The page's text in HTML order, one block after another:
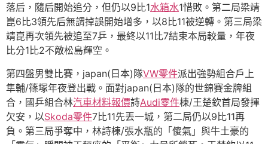
落后，隨后開始追分，但仍以9比1水箱水1惜敗。第二局梁靖
崑6比3領先后無謂掉誤開始增多，以8比11被逆轉。第三局梁
靖崑再次領先被追至7乒，最終以11比7結束本局較量，年夜
比分1比2不敵松島輝空。
第四盤男雙比賽，japan(日本)隊VW零件派出強勢組合戶上
隼輔/篠塚年夜登出戰。面對japan(日本)隊的世錦賽金牌組
合，國乒組合林汽車材料報價詩Audi零件棟/王楚欽首局發揮
欠安，以Skoda零件7比11先丟一城，第二局仍以9比11再
負。第三局爭奪中，林詩棟/張水瓶的「傻氣」與牛土豪的